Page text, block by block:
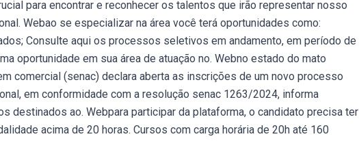
para encontrar e reconhecer os talentos que irão representar nosso
Webao se especializar na área você terá oportunidades como:
Consulte aqui os processos seletivos em andamento, em período de
oportunidade em sua área de atuação no. Webno estado do mato
comercial (senac) declara aberta as inscrições de um novo processo
em conformidade com a resolução senac 1263/2024, informa
destinados ao. Webpara participar da plataforma, o candidato precisa ter
acima de 20 horas. Cursos com carga horária de 20h até 160